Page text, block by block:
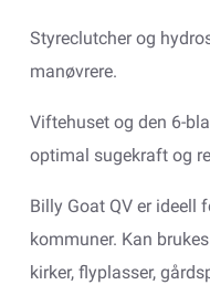
Styreclutcher og
manøvrere.
Viftehuset og den 6-
optimal sugekraft og
Billy Goat QV er ideell
kommuner. Kan
kirker, flyplasser,